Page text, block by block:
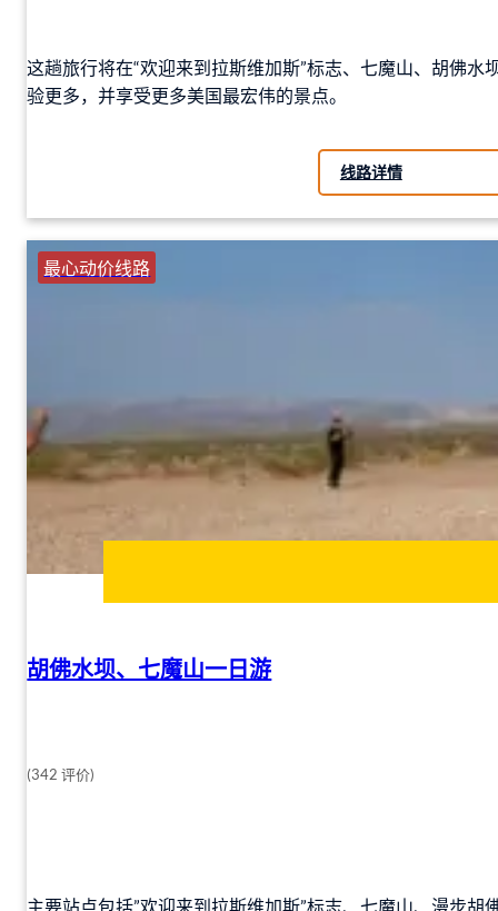
这趟旅行将在“欢迎来到拉斯维加斯”标志、七魔山、胡佛
验更多，并享受更多美国最宏伟的景点。
线路详情
最心动价线路
胡佛水坝、七魔山一日游
(342 评价)
主要站点包括”欢迎来到拉斯维加斯”标志、七魔山、漫步胡